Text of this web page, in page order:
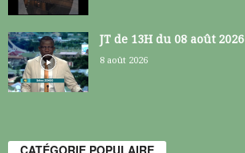
JT de 13H du 08 août 2026
8 août 2026
CATÉGORIE POPULAIRE